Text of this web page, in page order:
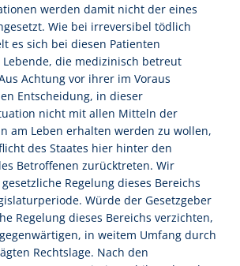
werden damit nicht der eines
Wie bei irreversibel tödlich
es sich bei diesen Patienten
die medizinisch betreut
Achtung vor ihrer im Voraus
Entscheidung, in dieser
nicht mit allen Mitteln der
am Leben erhalten werden zu wollen,
des Staates hier hinter den
Betroffenen zurücktreten. Wir
Regelung dieses Bereichs
Würde der Gesetzgeber
Regelung dieses Bereichs verzichten,
in weitem Umfang durch
Rechtslage. Nach den